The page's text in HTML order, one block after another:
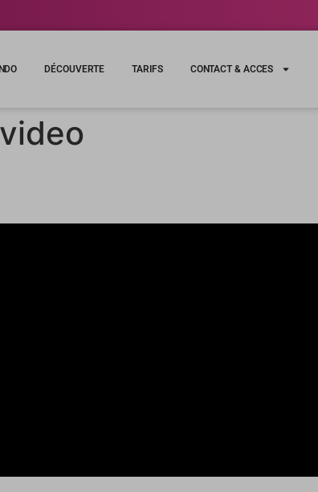
DÉCOUVERTE TARIFS CONTACT & ACCES